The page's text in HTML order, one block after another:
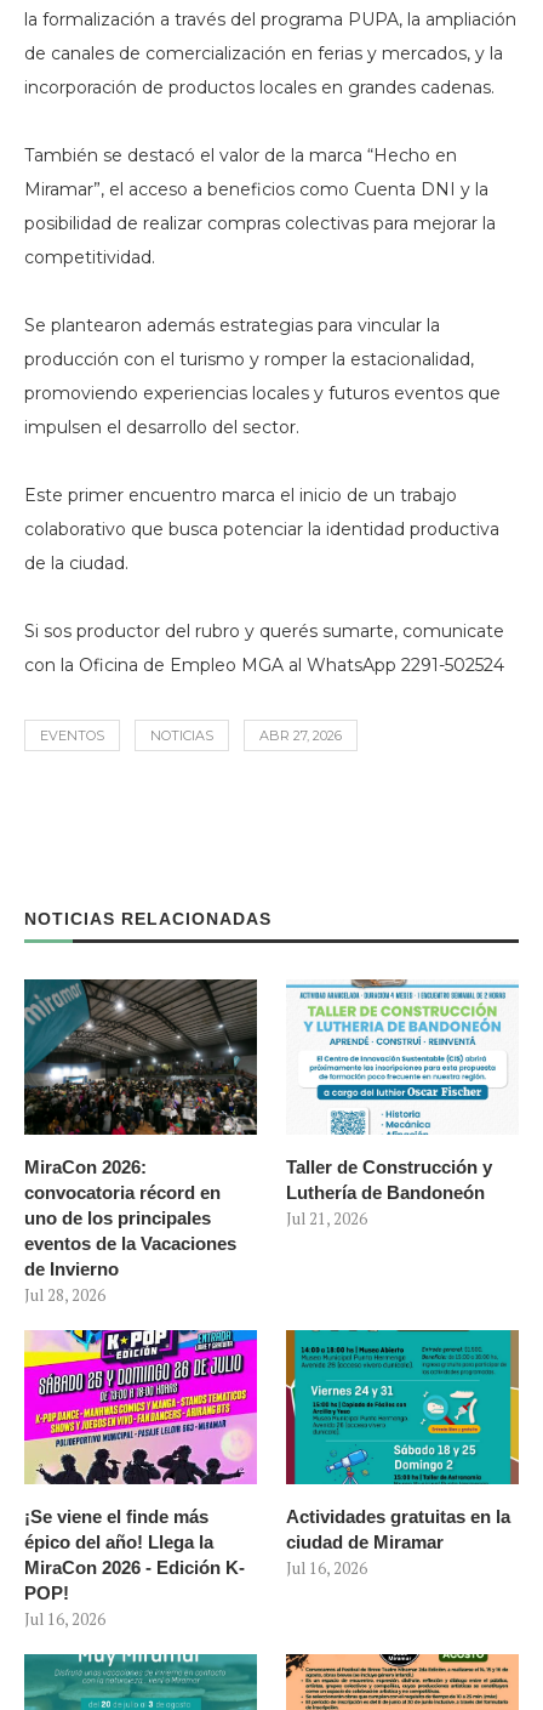
la formalización a través del programa PUPA, la ampliación
de canales de comercialización en ferias y mercados, y la
incorporación de productos locales en grandes cadenas.
También se destacó el valor de la marca “Hecho en
Miramar”, el acceso a beneficios como Cuenta DNI y la
posibilidad de realizar compras colectivas para mejorar la
competitividad.
Se plantearon además estrategias para vincular la
producción con el turismo y romper la estacionalidad,
promoviendo experiencias locales y futuros eventos que
impulsen el desarrollo del sector.
Este primer encuentro marca el inicio de un trabajo
colaborativo que busca potenciar la identidad productiva
de la ciudad.
Si sos productor del rubro y querés sumarte, comunicate
con la Oficina de Empleo MGA al WhatsApp 2291-502524
EVENTOS NOTICIAS ABR 27, 2026
NOTICIAS RELACIONADAS
MiraCon 2026:
convocatoria récord en
uno de los principales
eventos de la Vacaciones
de Invierno
Jul 28, 2026
Taller de Construcción y
Luthería de Bandoneón
Jul 21, 2026
¡Se viene el finde más
épico del año! Llega la
MiraCon 2026 - Edición K-
POP!
Jul 16, 2026
Actividades gratuitas en la
ciudad de Miramar
Jul 16, 2026